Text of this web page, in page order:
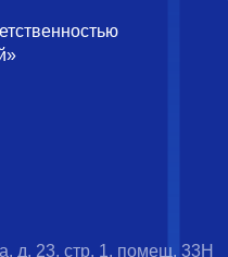
д. 23, стр. 1, помещ. 33Н